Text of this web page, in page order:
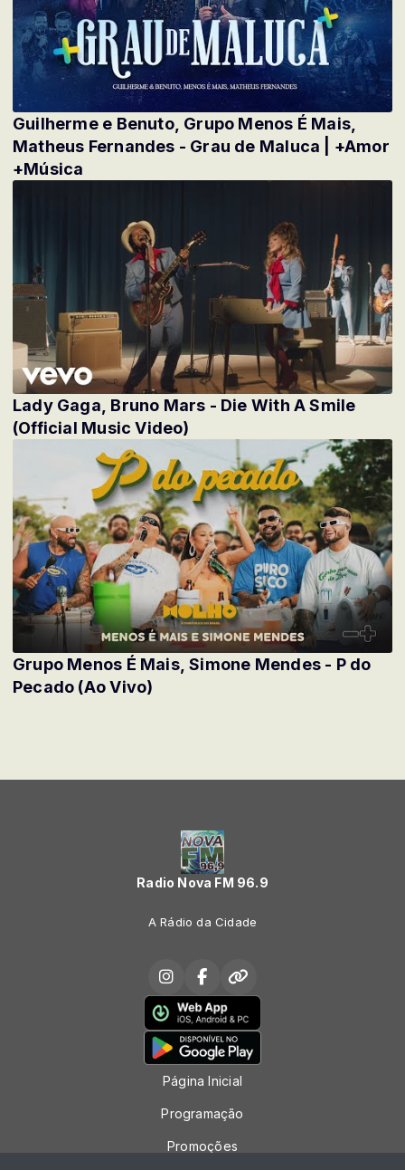
Guilherme e Benuto, Grupo Menos É Mais,
Matheus Fernandes - Grau de Maluca | +Amor
+Música
Lady Gaga, Bruno Mars - Die With A Smile
(Official Music Video)
Grupo Menos É Mais, Simone Mendes - P do
Pecado (Ao Vivo)
Radio Nova FM 96.9
A Rádio da Cidade
Página Inicial
Programação
Promoções